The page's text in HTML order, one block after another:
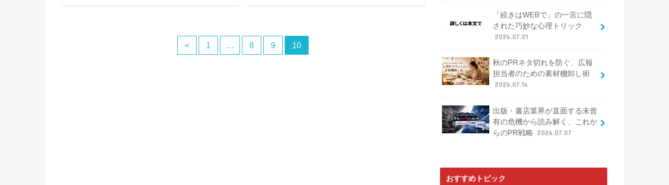
< 1 8 9 10
「続きはWEBで」の一言に隠
された巧妙な心理トリック
2026.07.21
秋のPRネタ切れを防ぐ、広報
担当者のための素材棚卸し術
2026.07.14
出版・書店業界が直面する未曾
有の危機から読み解く、これか
らのPR戦略
2026.07.07
おすすめトピック